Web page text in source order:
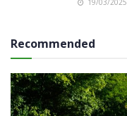
19/03/2025
Recommended